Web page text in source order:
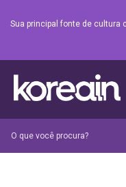
Sua principal fonte de cultura